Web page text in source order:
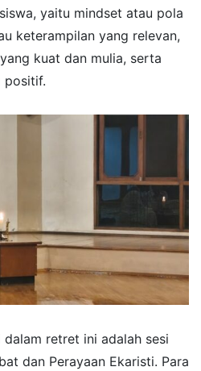
yaitu mindset atau pola
keterampilan yang relevan,
kuat dan mulia, serta
positif.
retret ini adalah sesi
dan Perayaan Ekaristi. Para